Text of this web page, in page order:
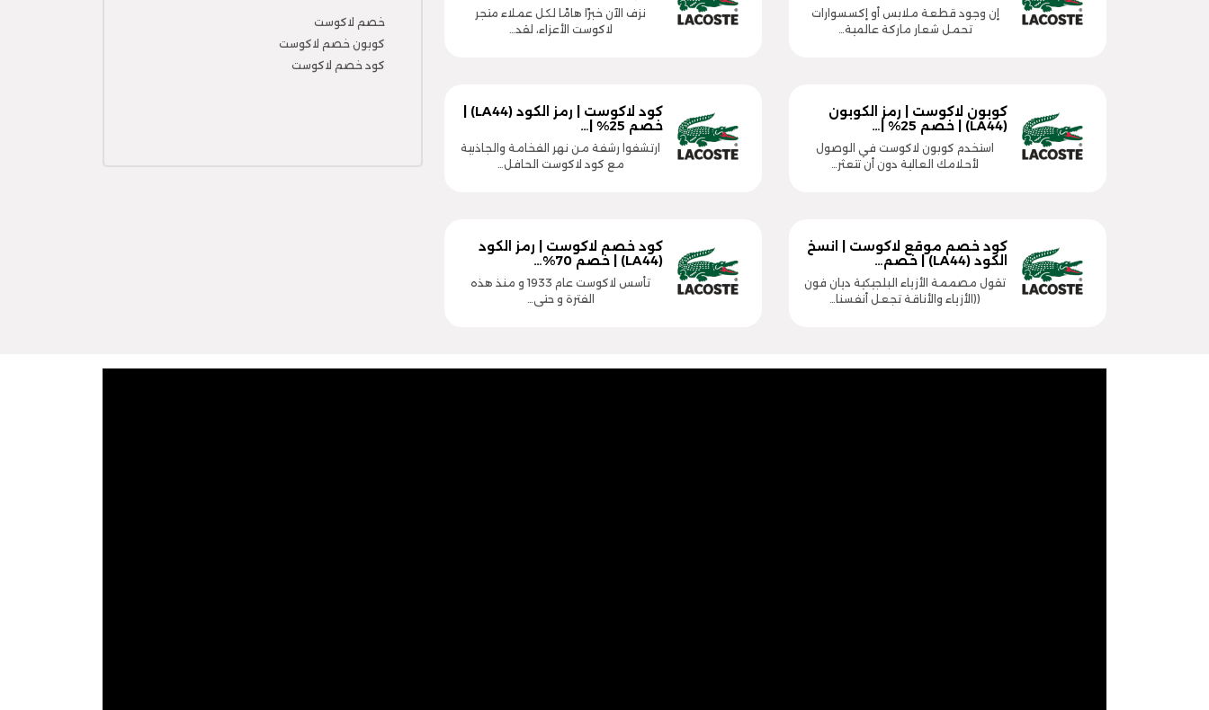
إن وجود قطعة ملابس أو إكسسوارات
تحمل شعار ماركة عالمية…
نزف الآن خبرًا هامًا لكل عملاء متجر
لاكوست الأعزاء، لقد…
كوبون لاكوست | رمز الكوبون
(LA44) | خصم 25% |…
استخدم كوبون لاكوست في الوصول
لأحلامك العالية دون أن تتعثر…
كود لاكوست | رمز الكود (LA44) |
خصم 25% |…
ارتشفوا رشفة من نهر الفخامة والجاذبية
مع كود لاكوست الحافل…
كود خصم موقع لاكوست | انسخ
الكود (LA44) | خصم…
تقول مصممة الأزياء البلجيكية ديان فون
((الأزياء والأناقة تجعل أنفسنا…
كود خصم لاكوست | رمز الكود
(LA44) | خصم 70%…
تأسس لاكوست عام 1933 و منذ هذه
الفترة و حتى…
خصم لاكوست
كوبون خصم لاكوست
كود خصم لاكوست